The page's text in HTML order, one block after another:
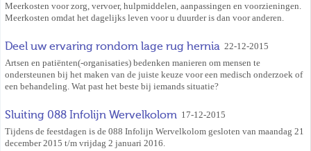
Meerkosten voor zorg, vervoer, hulpmiddelen, aanpassingen en voorzieningen.
Meerkosten omdat het dagelijks leven voor u duurder is dan voor anderen.
Deel uw ervaring rondom lage rug hernia 22-12-2015
Artsen en patiënten(-organisaties) bedenken manieren om mensen te
ondersteunen bij het maken van de juiste keuze voor een medisch onderzoek of
een behandeling. Wat past het beste bij iemands situatie?
Sluiting 088 Infolijn Wervelkolom 17-12-2015
Tijdens de feestdagen is de 088 Infolijn Wervelkolom gesloten van maandag 21
december 2015 t/m vrijdag 2 januari 2016.